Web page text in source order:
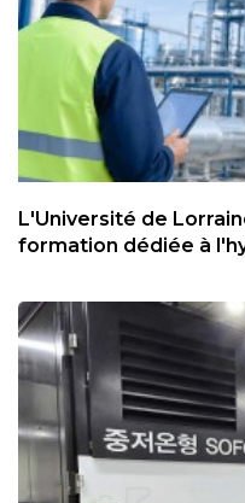
L'Université de
formation dédiée à